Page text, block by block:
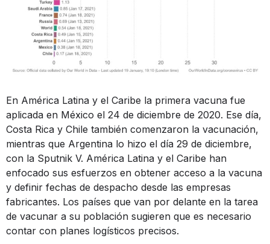
En América Latina y el Caribe la primera vacuna fue
aplicada en México el 24 de diciembre de 2020. Ese día,
Costa Rica y Chile también comenzaron la vacunación,
mientras que Argentina lo hizo el día 29 de diciembre,
con la Sputnik V. América Latina y el Caribe han
enfocado sus esfuerzos en obtener acceso a la vacuna
y definir fechas de despacho desde las empresas
fabricantes. Los países que van por delante en la tarea
de vacunar a su población sugieren que es necesario
contar con planes logísticos precisos.